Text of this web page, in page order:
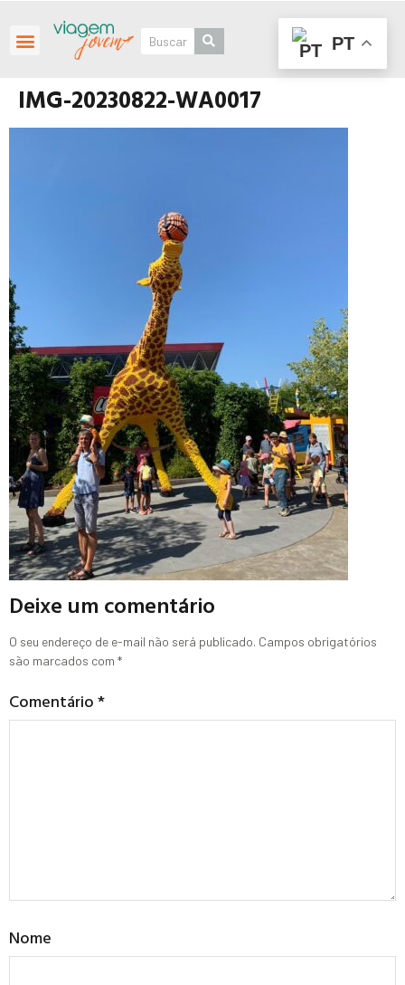
IMG-20230822-WA0017
Deixe um comentário
O seu endereço de e-mail não será publicado. Campos obrigatórios
são marcados com *
Comentário*
Nome
PT